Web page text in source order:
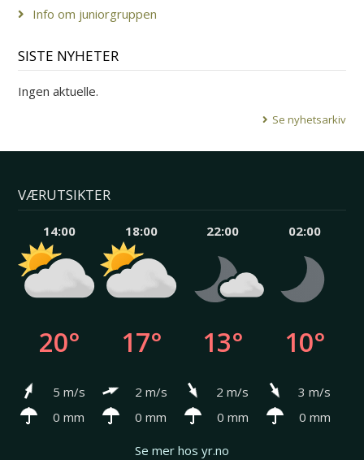
Info om juniorgruppen
SISTE NYHETER
Ingen aktuelle.
Se nyhetsarkiv
VÆRUTSIKTER
14:00
20°
5 m/s
0 mm
18:00
17°
2 m/s
0 mm
22:00
13°
2 m/s
0 mm
02:00
10°
3 m/s
0 mm
Se mer hos yr.no